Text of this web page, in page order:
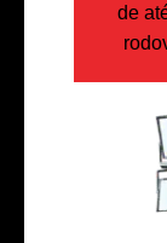
de